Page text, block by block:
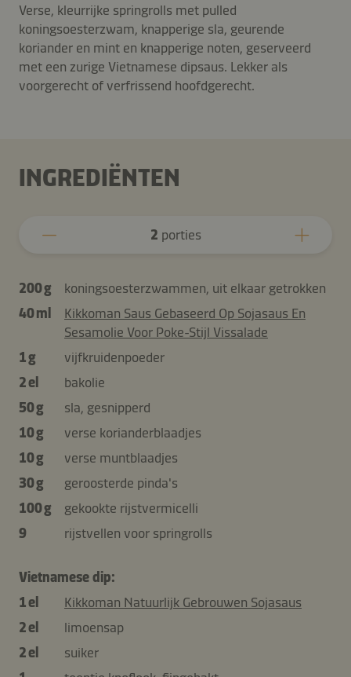
Verse, kleurrijke springrolls met pulled
koningsoesterzwam, knapperige sla, geurende
koriander en mint en knapperige noten, geserveerd
met een zurige Vietnamese dipsaus. Lekker als
voorgerecht of verfrissend hoofdgerecht.
INGREDIËNTEN
2 porties
200 g
koningsoesterzwammen, uit elkaar getrokken
40 ml
Kikkoman Saus Gebaseerd Op Sojasaus En
Sesamolie Voor Poke-Stijl Vissalade
1 g
vijfkruidenpoeder
2 el
bakolie
50 g
sla, gesnipperd
10 g
verse korianderblaadjes
10 g
verse muntblaadjes
30 g
geroosterde pinda's
100 g
gekookte rijstvermicelli
9
rijstvellen voor springrolls
Vietnamese dip:
1 el
Kikkoman Natuurlijk Gebrouwen Sojasaus
2 el
limoensap
2 el
suiker